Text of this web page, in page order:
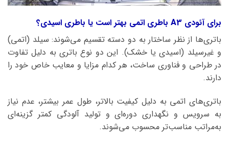
برای آئودی A3 باطری اتمی بهتر است یا باطری اسیدی؟
باتری‌ها از نظر ساختار به دو دسته تقسیم می‌شوند: سیلد (اتمی)
و غیرسیلد (اسیدی یا خشک). این دو نوع باتری به دلیل تفاوت
در طراحی و فناوری ساخت، هر کدام مزایا و معایب خاص خود را
دارند.
باتری‌های اتمی به دلیل کیفیت بالاتر، طول عمر بیشتر، عدم نیاز
به سرویس و نگهداری دوره‌ای و تولید آلودگی کمتر گزینه‌ای
به‌مراتب مناسب‌تر محسوب می‌شوند.